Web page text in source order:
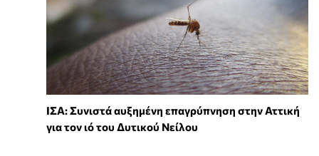
ΙΣΑ: Συνιστά αυξημένη επαγρύπνηση στην Αττική
για τον ιό του Δυτικού Νείλου